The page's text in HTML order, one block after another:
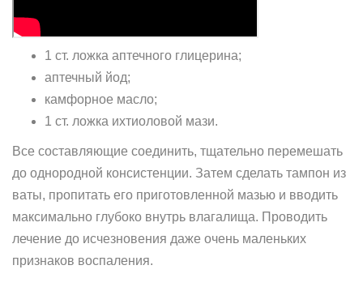
1 ст. ложка аптечного глицерина;
аптечный йод;
камфорное масло;
1 ст. ложка ихтиоловой мази.
Все составляющие соединить, тщательно перемешать
до однородной консистенции. Затем сделать тампон из
ваты, пропитать его приготовленной мазью и вводить
максимально глубоко внутрь влагалища. Проводить
лечение до исчезновения даже очень маленьких
признаков воспаления.